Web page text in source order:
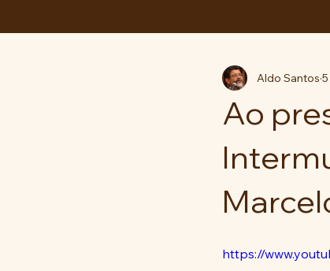
Ao
Aldo Santos
https://